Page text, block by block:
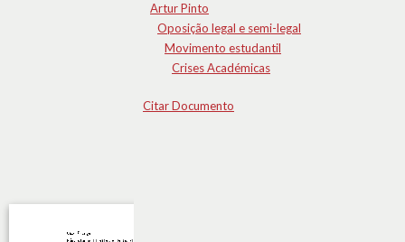
Artur Pinto
Oposição legal e semi-legal
Movimento estudantil
Crises Académicas
Citar Documento